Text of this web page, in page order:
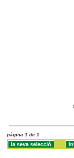
pàgina 1 de 1